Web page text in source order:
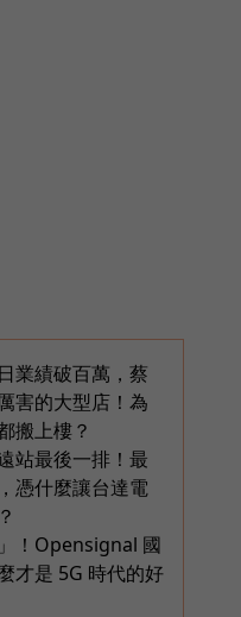
業績破百萬，蔡
害的大型店！為
搬上樓？
站最後一排！最
憑什麼讓台達電
！Opensignal 國
才是 5G 時代的好